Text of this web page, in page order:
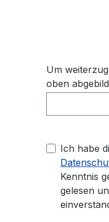
Um
oben
Ich habe
Kenntnis
gelesen